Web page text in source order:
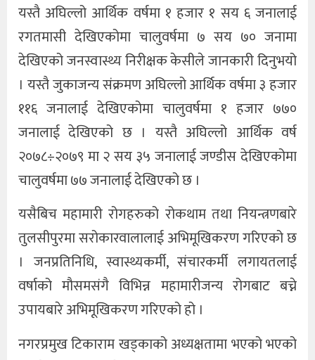
यस्तै अघिल्लो आर्थिक वर्षमा १ हजार १ सय ६ जनालाई
रगतमासी देखिएकोमा चालुवर्षमा ७ सय ७० जनामा
देखिएको जनस्वास्थ्य निरीक्षक केसीले जानकारी दिनुभयो
। यस्तै जुकाजन्य संक्रमण अघिल्लो आर्थिक वर्षमा ३ हजार
११६ जनालाई देखिएकोमा चालुवर्षमा १ हजार ७७०
जनालाई देखिएको छ । यस्तै अघिल्लो आर्थिक वर्ष
२०७८÷२०७९ मा २ सय ३५ जनालाई जण्डीस देखिएकोमा
चालुवर्षमा ७७ जनालाई देखिएको छ ।
यसैबिच महामारी रोगहरुको रोकथाम तथा नियन्त्रणबारे
तुलसीपुरमा सरोकारवालालाई अभिमूखिकरण गरिएको छ
। जनप्रतिनिधि, स्वास्थ्यकर्मी, संचारकर्मी लगायतलाई
वर्षाको मौसमसंगै विभिन्न महामारीजन्य रोगबाट बच्ने
उपायबारे अभिमूखिकरण गरिएको हो ।
नगरप्रमुख टिकाराम खड्काको अध्यक्षतामा भएको भएको